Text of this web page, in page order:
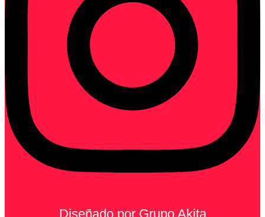
Diseñado por Grupo Akita